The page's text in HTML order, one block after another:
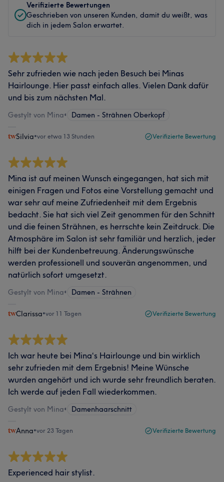
Verifizierte Bewertungen
Geschrieben von unseren Kunden, damit du weißt, was
dich in jedem Salon erwartet.
Sehr zufrieden wie nach jeden Besuch bei Minas
Hairlounge. Hier passt einfach alles. Vielen Dank dafür
und bis zum nächsten Mal.
Gestylt von Mina• Damen - Strähnen Oberkopf
Silvia•vor etwa 13 Stunden Verifizierte Bewertung
Mina ist auf meinen Wunsch eingegangen, hat sich mit
einigen Fragen und Fotos eine Vorstellung gemacht und
war sehr auf meine Zufriedenheit mit dem Ergebnis
bedacht. Sie hat sich viel Zeit genommen für den Schnitt
und die feinen Strähnen, es herrschte kein Zeitdruck. Die
Atmosphäre im Salon ist sehr familiär und herzlich, jeder
hilft bei der Kundenbetreuung. Änderungswünsche
werden professionell und souverän angenommen, und
natürlich sofort umgesetzt.
Gestylt von Mina• Damen - Strähnen
Clarissa•vor 11 Tagen Verifizierte Bewertung
Ich war heute bei Mina‘s Hairlounge und bin wirklich
sehr zufrieden mit dem Ergebnis! Meine Wünsche
wurden angehört und ich wurde sehr freundlich beraten.
Ich werde auf jeden Fall wiederkommen.
Gestylt von Mina• Damenhaarschnitt
Anna•vor 23 Tagen Verifizierte Bewertung
Experienced hair stylist.